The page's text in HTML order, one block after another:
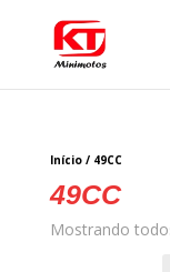
Início/ 49CC
49CC
Mostrando